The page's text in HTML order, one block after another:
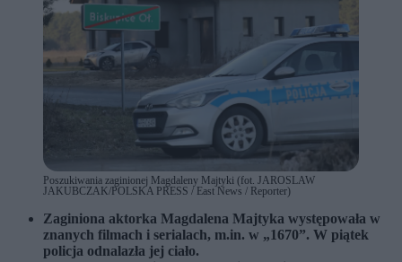
Poszukiwania zaginionej Magdaleny Majtyki (fot. JAROSLAW
JAKUBCZAK/POLSKA PRESS / East News / Reporter)
Zaginiona aktorka Magdalena Majtyka występowała w
znanych filmach i serialach, m.in. w „1670”. W piątek
policja odnalazła jej ciało.